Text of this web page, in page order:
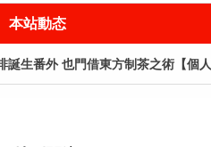
本站動态
番外 也門借東方制茶之術【個人觀